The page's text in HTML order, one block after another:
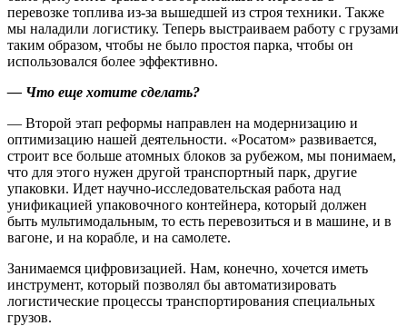
перевозке топлива из-за вышедшей из строя техники. Также
мы наладили логистику. Теперь выстраиваем работу с грузами
таким образом, чтобы не было простоя парка, чтобы он
использовался более эффективно.
— Что еще хотите сделать?
— Второй этап реформы направлен на модернизацию и
оптимизацию нашей деятельности. «Росатом» развивается,
строит все больше атомных блоков за рубежом, мы понимаем,
что для этого нужен другой транспортный парк, другие
упаковки. Идет научно-исследовательская работа над
унификацией упаковочного контейнера, который должен
быть мультимодальным, то есть перевозиться и в машине, и в
вагоне, и на корабле, и на самолете.
Занимаемся цифровизацией. Нам, конечно, хочется иметь
инструмент, который позволял бы автоматизировать
логистические процессы транспортирования специальных
грузов.